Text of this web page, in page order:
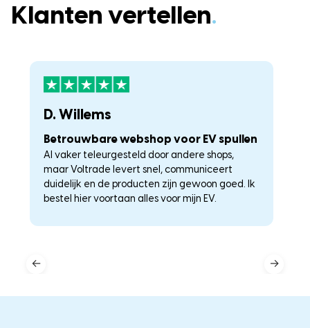
Klanten vertellen.
D. Willems
Betrouwbare webshop voor EV spullen
Al vaker teleurgesteld door andere shops,
maar Voltrade levert snel, communiceert
duidelijk en de producten zijn gewoon goed. Ik
bestel hier voortaan alles voor mijn EV.
← →